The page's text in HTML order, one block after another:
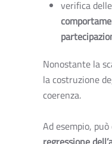
verifica
Nonostante la
la costruzione
coerenza.
Ad esempio,